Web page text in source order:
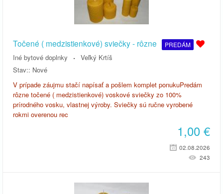
Točené ( medzistienkové) sviečky - rôzne PREDÁM
Iné bytové doplnky
Veľký Krtíš
Stav:: Nové
V prípade záujmu stačí napísať a pošlem komplet ponukuPredám
rôzne točené ( medzistienkové) voskové sviečky zo 100%
prírodného vosku, vlastnej výroby. Sviečky sú ručne vyrobené
rokmi overenou rec
1,00 €
02.08.2026
243